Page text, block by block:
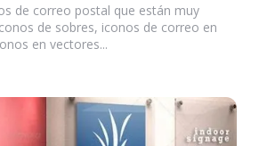
de correo postal que están muy
de sobres, iconos de correo en
en vectores...